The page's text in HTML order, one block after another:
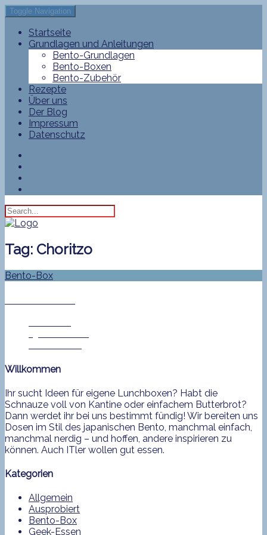
Toggle Navigation
Startseite
Grundlagen und Anleitungen
Bento-Grundlagen
Bento-Boxen
Bento-Zubehör
Rezepte
Über uns
Der Blog
Impressum
Datenschutz
Tag: Choritzo
Bento-Box
Willkommen
Ihr sucht Ideen für eigene Lunchboxen? Habt die
Schnauze voll von Kantine oder einfachem Butterbrot?
Dann werdet ihr bei uns bestimmt fündig! Wir bereiten uns
Dosen im Stil des japanischen Bento, manchmal einfach,
manchmal nerdig – und hoffen, andere inspirieren zu
können. Auch ITler wollen gut essen.
Kategorien
Allgemein
Ausprobiert
Bento-Box
Geek-Essen